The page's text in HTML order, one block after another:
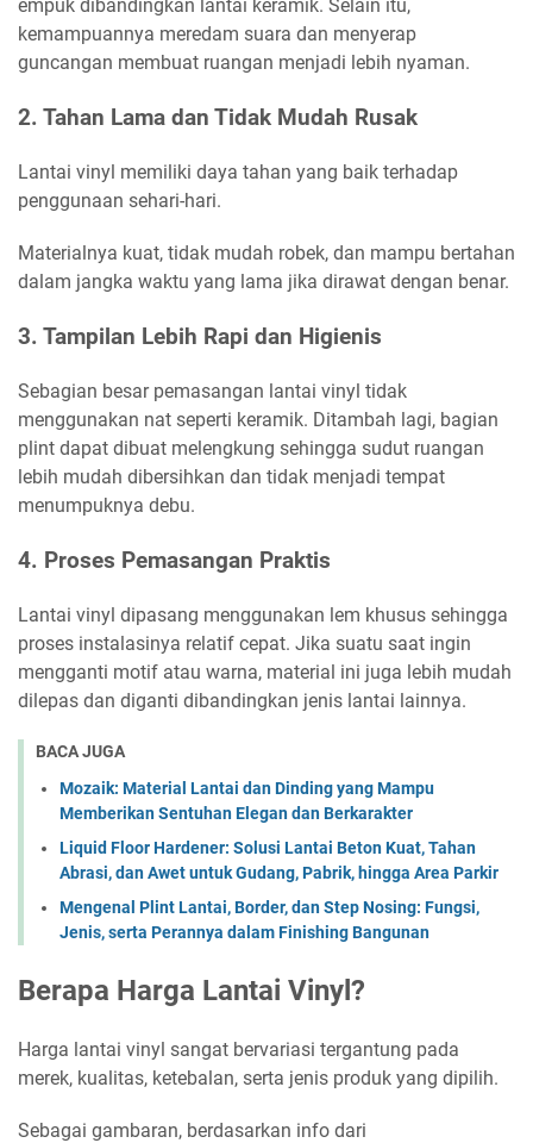
empuk dibandingkan lantai keramik. Selain itu,
kemampuannya meredam suara dan menyerap
guncangan membuat ruangan menjadi lebih nyaman.
2. Tahan Lama dan Tidak Mudah Rusak
Lantai vinyl memiliki daya tahan yang baik terhadap
penggunaan sehari-hari.
Materialnya kuat, tidak mudah robek, dan mampu bertahan
dalam jangka waktu yang lama jika dirawat dengan benar.
3. Tampilan Lebih Rapi dan Higienis
Sebagian besar pemasangan lantai vinyl tidak
menggunakan nat seperti keramik. Ditambah lagi, bagian
plint dapat dibuat melengkung sehingga sudut ruangan
lebih mudah dibersihkan dan tidak menjadi tempat
menumpuknya debu.
4. Proses Pemasangan Praktis
Lantai vinyl dipasang menggunakan lem khusus sehingga
proses instalasinya relatif cepat. Jika suatu saat ingin
mengganti motif atau warna, material ini juga lebih mudah
dilepas dan diganti dibandingkan jenis lantai lainnya.
BACA JUGA
Mozaik: Material Lantai dan Dinding yang Mampu
Memberikan Sentuhan Elegan dan Berkarakter
Liquid Floor Hardener: Solusi Lantai Beton Kuat, Tahan
Abrasi, dan Awet untuk Gudang, Pabrik, hingga Area Parkir
Mengenal Plint Lantai, Border, dan Step Nosing: Fungsi,
Jenis, serta Perannya dalam Finishing Bangunan
Berapa Harga Lantai Vinyl?
Harga lantai vinyl sangat bervariasi tergantung pada
merek, kualitas, ketebalan, serta jenis produk yang dipilih.
Sebagai gambaran, berdasarkan info dari